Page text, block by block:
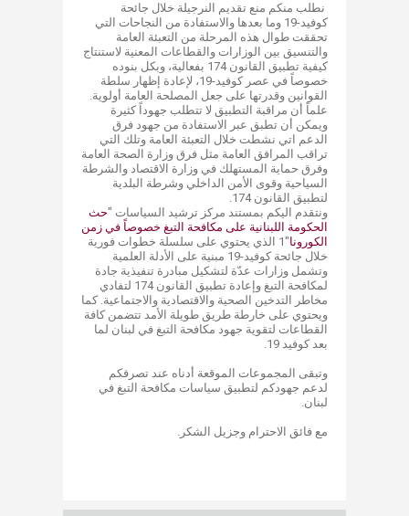
نطلب منكم منع تقديم النرجيلة خلال جائحة
كوفيد-19 وما بعدها والاستفادة من النجاحات التي
تحققت طوال هذه المرحلة من التعبئة العامة
والتنسيق بين الوزارات والقطاعات المعنية لاستنتاج
كيفية تطبيق القانون 174 بفعالية، وبكل بنوده
خصوصاً في عصر كوفيد-19، لإعادة إظهار سلطة
القوانين وقدرتها على جعل المصلحة العامة أولوية.
علماً أن مراقبة التطبيق لا تتطلب جهوداً كثيرة
ويمكن أن تطبق عبر الاستفادة من جهود فرق
الدعم اتي نشطت خلال التعبئة العامة وتلك التي
تراقب المرافق العامة مثل فرق وزارة الصحة العامة
وفرق حماية المستهلك في وزارة الاقتصاد والشرطة
السياحية وقوى الأمن الداخلي وشرطة البلدية
لتطبيق القانون 174.
ونتقدم اليكم بمستند مركز ترشيد السياسات "حث
الحكومة اللبنانية على مكافحة التبغ خصوصاً في زمن
الكورونا
​"1 الذي يحتوي على سلسلة خطوات فورية
خلال جائحة كوفيد-19 مبنية على الأدلة العلمية
وتشمل وزارات عدّة لتشكيل مبادرة تنفيذية جادة
لمكافحة التبغ وإعادة تطبيق القانون 174 لتفادي
مخاطر التدخين الصحية والاقتصادية والاجتماعية. كما
ويحتوي على خارطة طريق طويلة الأمد تتضمن كافة
القطاعات لتقوية جهود مكافحة التبغ في لبنان لما
بعد كوفيد 19.
وتبقى المجموعات الموقعة أدناه عند تصرفكم
لدعم جهودكم لتطبيق سياسات مكافحة التبغ في
لبنان.
مع فائق الاحترام وجزيل الشكر.